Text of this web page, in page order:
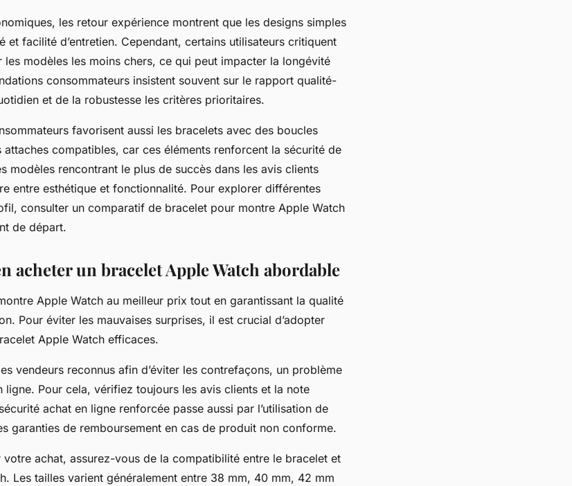
les retour expérience montrent que les designs simples
et facilité d’entretien. Cependant, certains utilisateurs critiquent
les modèles les moins chers, ce qui peut impacter la longévité
consommateurs insistent souvent sur le rapport qualité-
et de la robustesse les critères prioritaires.
favorisent aussi les bracelets avec des boucles
attaches compatibles, car ces éléments renforcent la sécurité de
modèles rencontrant le plus de succès dans les avis clients
entre esthétique et fonctionnalité. Pour explorer différentes
consulter un comparatif de bracelet pour montre Apple Watch
de départ.
acheter un bracelet Apple Watch abordable
Apple Watch au meilleur prix tout en garantissant la qualité
Pour éviter les mauvaises surprises, il est crucial d’adopter
Apple Watch efficaces.
vendeurs reconnus afin d’éviter les contrefaçons, un problème
ligne. Pour cela, vérifiez toujours les avis clients et la note
achat en ligne renforcée passe aussi par l’utilisation de
garanties de remboursement en cas de produit non conforme.
votre achat, assurez-vous de la compatibilité entre le bracelet et
Les tailles varient généralement entre 38 mm, 40 mm, 42 mm